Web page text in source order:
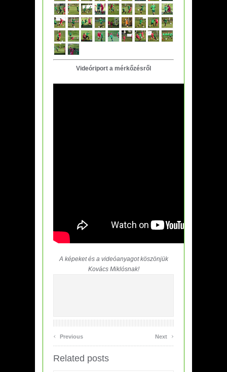
Videóriport a mérkőzésről
A képeket és a videóanyagot köszönjük
Kovács Miklósnak!
‹ Previous Next ›
Related posts